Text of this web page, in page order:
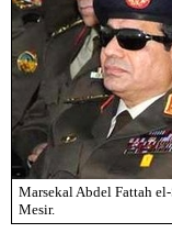
Marsekal Abdel Fattah
Mesir.